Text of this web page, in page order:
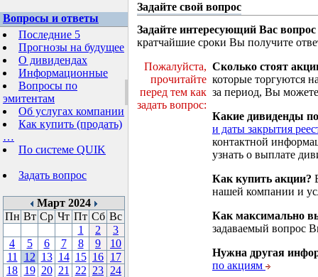
Вопросы и ответы
Последние 5
Прогнозы на будущее
О дивидендах
Информационные
Вопросы по
эмитентам
Об услугах компании
Как купить (продать)
…
По системе QUIK
Задать вопрос
Март 2024
Пн Вт Ср Чт Пт Сб Вс
1
2
3
4
5 6 7 8 9
10
11
12 13 14 15 16 17
18 19 20 21 22 23 24
Задайте свой вопрос
Задайте интересующий Вас вопрос
кратчайшие сроки Вы получите
Пожалуйста,
прочитайте
перед тем как
задать вопрос:
Сколько стоят
которые торгуются
за период, Вы
Какие дивиденды
и даты закрытия
контактной
узнать о выплате
Как купить акции?
нашей компании и
Как максимально
задаваемый вопрос
Нужна другая
по акциям